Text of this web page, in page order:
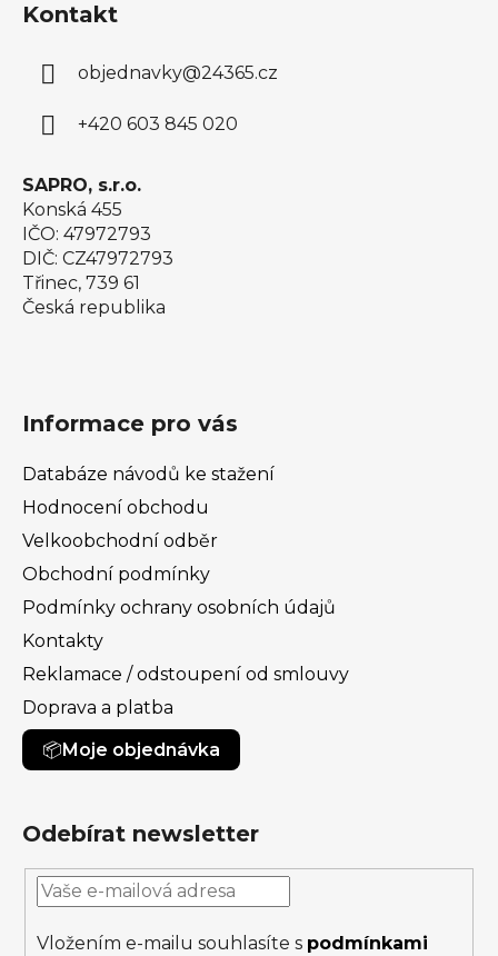
Kontakt
objednavky@24365.cz
+420 603 845 020
SAPRO, s.r.o.
Konská 455
IČO: 47972793
DIČ: CZ47972793
Třinec, 739 61
Česká republika
Informace pro vás
Databáze návodů ke stažení
Hodnocení obchodu
Velkoobchodní odběr
Obchodní podmínky
Podmínky ochrany osobních údajů
Kontakty
Reklamace / odstoupení od smlouvy
Doprava a platba
Moje objednávka
Odebírat newsletter
Vložením e-mailu souhlasíte s podmínkami